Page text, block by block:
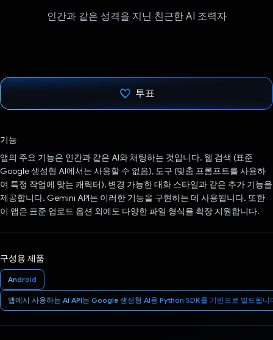
인간과 같은 성격을 지닌 친근한 AI 조력자
투표
기능
앱의 주요 기능은 인간과 같은 AI와 채팅하는 것입니다. 웹 검색 (표준
Google 생성형 AI에서는 사용할 수 없음), 도구 (맞춤 프롬프트를 사용하
여 특정 작업에 맞는 캐릭터), 변경 가능한 대화 스타일과 같은 추가 기능을
제공합니다. Gemini API는 이러한 기능을 구현하는 데 사용됩니다. 또한
이 앱은 표준 업로드 옵션 외에도 다양한 파일 형식을 확장 지원합니다.
구성용 제품
Android
앱에서 사용하는 AI API는 Google 생성형 AI용 Python SDK를 기반으로 빌드됩니